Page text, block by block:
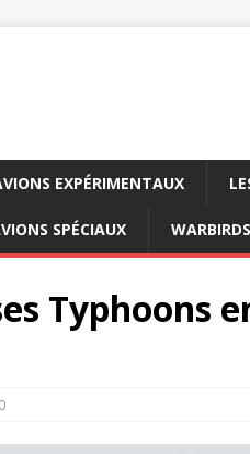
EXPÉRIMENTAUX
SPÉCIAUX WARBIRDS
Typhoons
0